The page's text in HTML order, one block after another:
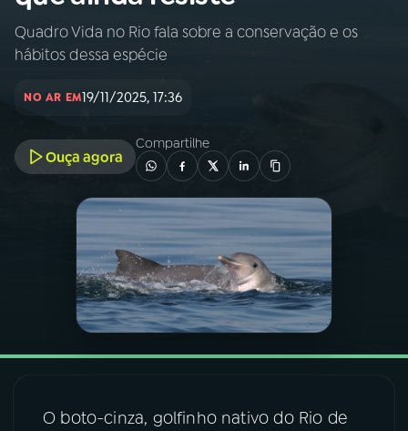
Nacional
PROGRAMAÇÃO
PROGRAMAS
05PODCASTS
06VIDEOCASTS
Quadro Vida no Rio fala sobre a conservação e os
hábitos dessa espécie
NO AR EM19/11/2025, 17:36
Ouça agora
Compartilhe
O boto-cinza, golfinho nativo do Rio de